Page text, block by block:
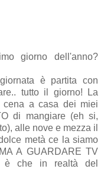
giorno dell'anno?
è partita con
tutto il giorno! La
cena a casa dei miei
di mangiare (eh si,
alle nove e mezza il
metà ce la siamo
A GUARDARE TV
è che in realtà del